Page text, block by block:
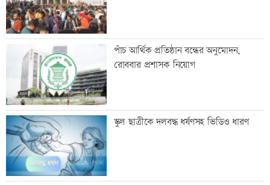
তিন আর্থিক প্রতিষ্ঠানের লেনদেন সাময়িক বন্ধ
নাছিমা কাদির মোল্লা স্কুলের সবাই পেল
জিপিএ-৫
পাঁচ আর্থিক প্রতিষ্ঠান বন্ধের অনুমোদন,
রোববার প্রশাসক নিয়োগ
স্কুল ছাত্রীকে দলবদ্ধ ধর্ষণসহ ভিডিও ধারণ